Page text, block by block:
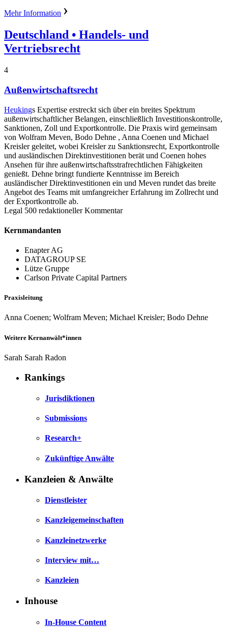
Mehr Information
Deutschland • Handels- und
Vertriebsrecht
4
Außenwirtschaftsrecht
Heukings Expertise erstreckt sich über ein breites Spektrum
außenwirtschaftlicher Belangen, einschließlich Investitionskontrolle,
Sanktionen, Zoll und Exportkontrolle. Die Praxis wird gemeinsam
von Wolfram Meven, Bodo Dehne , Anna Coenen und Michael
Kreisler geleitet, wobei Kreisler zu Sanktionsrecht, Exportkontrolle
und ausländischen Direktinvestitionen berät und Coenen hohes
Ansehen für ihre außenwirtschaftsstrafrechtlichen Fähigkeiten
genießt. Dehne bringt fundierte Kenntnisse im Bereich
ausländischer Direktinvestitionen ein und Meven rundet das breite
Angebot des Teams mit umfangreicher Erfahrung im Zollrecht und
der Exportkontrolle ab.
Legal 500 redaktioneller Kommentar
Kernmandanten
Enapter AG
DATAGROUP SE
Lütze Gruppe
Carlson Private Capital Partners
Praxisleitung
Anna Coenen; Wolfram Meven; Michael Kreisler; Bodo Dehne
Weitere Kernanwält*innen
Sarah Sarah Radon
Rankings
Jurisdiktionen
Submissions
Research+
Zukünftige Anwälte
Kanzleien & Anwälte
Dienstleister
Kanzleigemeinschaften
Kanzleinetzwerke
Interview mit…
Kanzleien
Inhouse
In-House Content